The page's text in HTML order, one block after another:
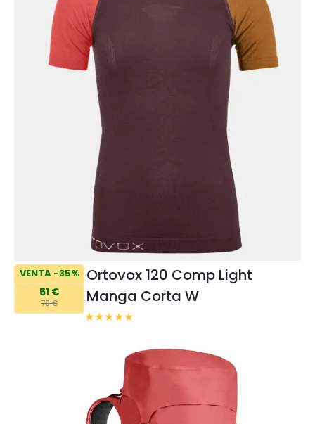
VENTA -35%
51 €
79 €
Ortovox 120 Comp Light
Manga Corta W